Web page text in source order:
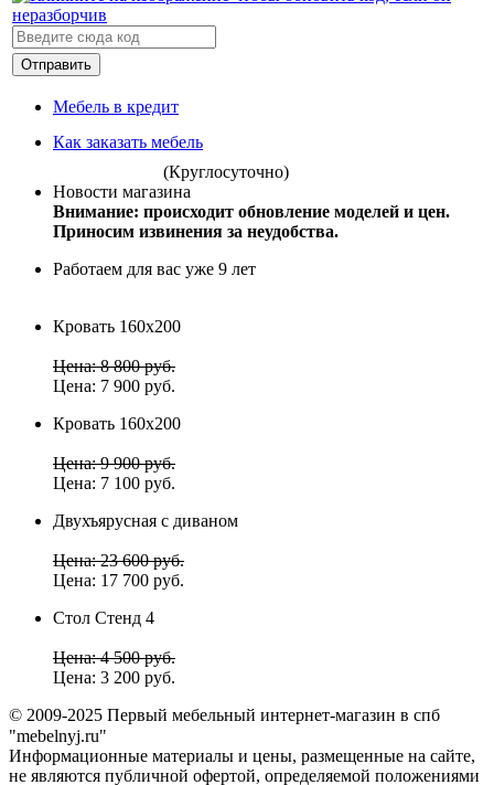
Отправить
Мебель в кредит
Как заказать мебель
(Круглосуточно)
Новости магазина
Внимание: происходит обновление моделей и цен.
Приносим извинения за неудобства.
Работаем для вас уже 9 лет
Кровать 160х200
Цена: 8 800 руб.
Цена: 7 900 руб.
Кровать 160х200
Цена: 9 900 руб.
Цена: 7 100 руб.
Двухъярусная с диваном
Цена: 23 600 руб.
Цена: 17 700 руб.
Стол Стенд 4
Цена: 4 500 руб.
Цена: 3 200 руб.
© 2009-2025 Первый мебельный интернет-магазин в спб
"mebelnyj.ru"
Информационные материалы и цены, размещенные на сайте,
не являются публичной офертой, определяемой положениями